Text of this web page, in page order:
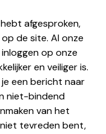
afgesproken,
de site. Al onze
op onze
en veiliger is.
een bericht naar
niet-bindend
van het
tevreden bent,